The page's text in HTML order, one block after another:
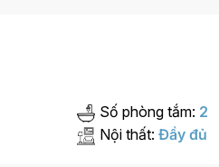
Số phòng tắm: 2
Nội thất: Đầy đủ